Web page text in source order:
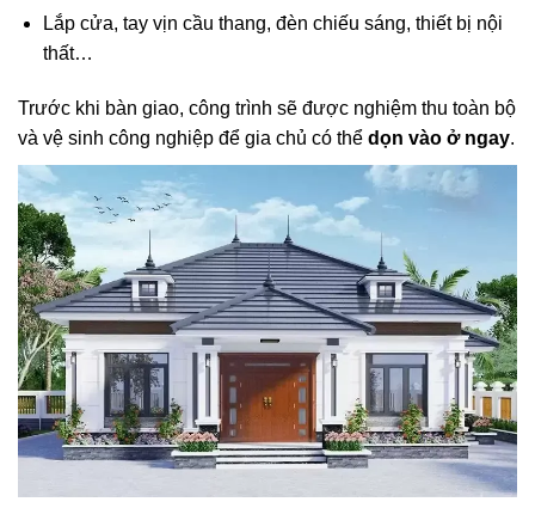
Lắp cửa, tay vịn cầu thang, đèn chiếu sáng, thiết bị nội
thất…
Trước khi bàn giao, công trình sẽ được nghiệm thu toàn bộ
và vệ sinh công nghiệp để gia chủ có thể dọn vào ở ngay.